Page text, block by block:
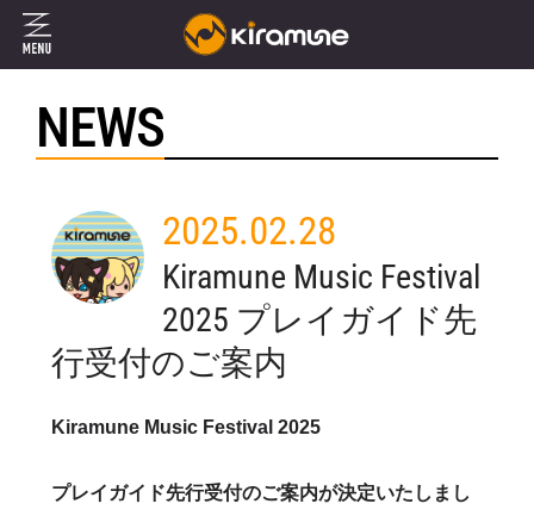
NEWS
2025.02.28
Kiramune Music Festival
2025 プレイガイド先
行受付のご案内
Kiramune Music Festival 2025
プレイガイド先行受付のご案内が決定いたしまし